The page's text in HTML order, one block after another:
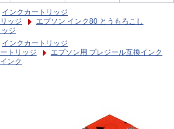
インクカートリッジ
ッジ
エプソン インク80 とうもろこし
ジ
インクカートリッジ
トリッジ
エプソン用 プレジール互換インク
ンク